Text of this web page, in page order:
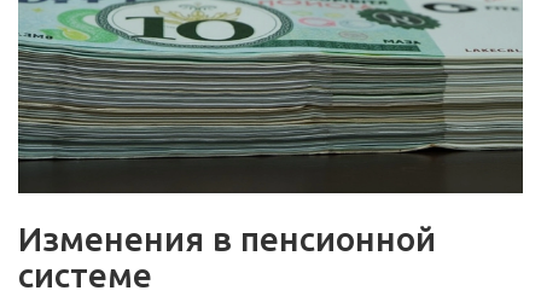
Изменения в пенсионной
системе